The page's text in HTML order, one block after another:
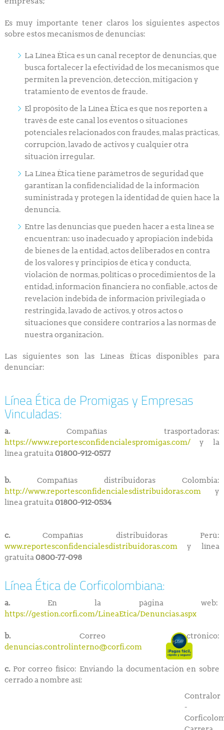
Es muy importante tener claros los siguientes aspectos
sobre estos mecanismos de denuncias:
La Línea Ética es un canal receptor de denuncias, que
busca fortalecer la efectividad de los mecanismos que
permiten la prevención, detección, mitigación y
tratamiento de eventos de fraude.
El propósito de la Línea Ética es que nos reporten a
través de este canal los eventos o situaciones
potenciales relacionados con fraudes, malas prácticas,
corrupción, lavado de activos y cualquier otra
situación irregular.
La Línea Ética tiene parámetros de seguridad que
garantizan la confidencialidad de la información
suministrada y protegen la identidad de quien hace la
denuncia.
Entre las denuncias que pueden hacer a esta línea se
encuentran: uso inadecuado y apropiación indebida
de bienes de la entidad, actos deliberados en contra
de los valores y principios de ética y conducta,
violación de normas, políticas o procedimientos de la
entidad, información financiera no confiable, actos de
revelación indebida de información privilegiada o
restringida, lavado de activos, y otros actos o
situaciones que considere contrarios a las normas de
nuestra organización.
Las siguientes son las Líneas Éticas disponibles para
denunciar:
Línea Ética de Promigas y Empresas
Vinculadas:
a.Compañías trasportadoras:
https://www.reportesconfidencialespromigas.com/y la
línea gratuita01800-912-0577
b.Compañías distribuidoras Colombia:
http://www.reportesconfidencialesdistribuidoras.comy
línea gratuita01800-912-0534
c.Compañías distribuidoras Perú:
www.reportesconfidencialesdistribuidoras.comy línea
gratuita0800-77-098
Línea Ética de Corficolombiana:
a.En la página web:
https://gestion.corfi.com/LineaEtica/Denuncias.aspx
b.Correo electrónico:
denuncias.controlinterno@corfi.com
c. Por correo físico: Enviando la documentación en sobre
cerrado a nombre así:
Contralor
-